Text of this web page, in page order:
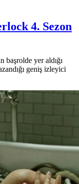
4. Sezon
başrolde yer aldığı
geniş izleyici